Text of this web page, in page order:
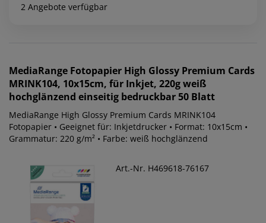
2 Angebote verfügbar
MediaRange Fotopapier High Glossy Premium Cards
MRINK104, 10x15cm, für Inkjet, 220g weiß
hochglänzend einseitig bedruckbar 50 Blatt
MediaRange High Glossy Premium Cards MRINK104
Fotopapier • Geeignet für: Inkjetdrucker • Format: 10x15cm •
Grammatur: 220 g/m² • Farbe: weiß hochglänzend
Art.-Nr. H469618-76167